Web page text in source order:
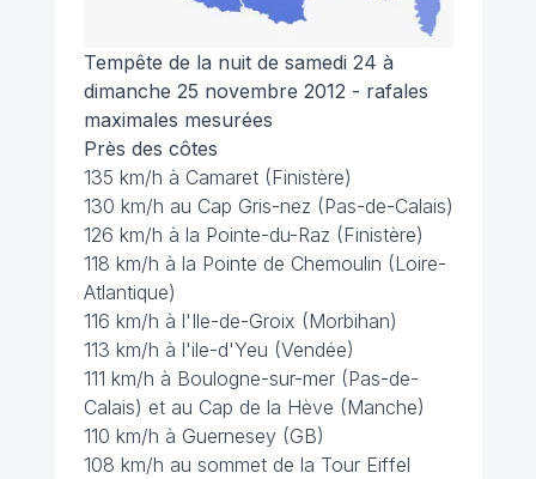
Tempête de la nuit de samedi 24 à
dimanche 25 novembre 2012 - rafales
maximales mesurées
Près des côtes
135 km/h à Camaret (Finistère)
130 km/h au Cap Gris-nez (Pas-de-Calais)
126 km/h à la Pointe-du-Raz (Finistère)
118 km/h à la Pointe de Chemoulin (Loire-
Atlantique)
116 km/h à l'Ile-de-Groix (Morbihan)
113 km/h à l'ile-d'Yeu (Vendée)
111 km/h à Boulogne-sur-mer (Pas-de-
Calais) et au Cap de la Hève (Manche)
110 km/h à Guernesey (GB)
108 km/h au sommet de la Tour Eiffel